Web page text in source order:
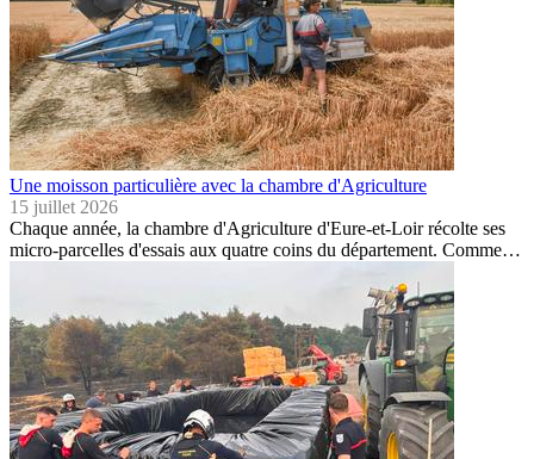
Une moisson particulière avec la chambre d'Agriculture
15 juillet 2026
Chaque année, la chambre d'Agriculture d'Eure-et-Loir récolte ses
micro-parcelles d'essais aux quatre coins du département. Comme…